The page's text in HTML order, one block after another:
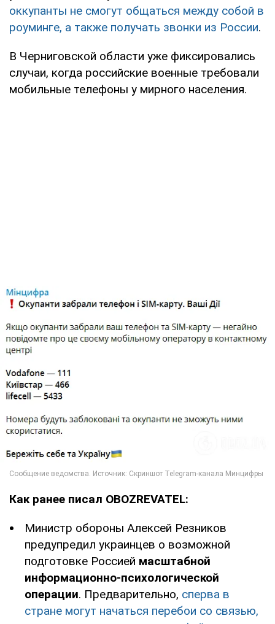
оккупанты не смогут общаться между собой в
роуминге, а также получать звонки из России.
В Черниговской области уже фиксировались
случаи, когда российские военные требовали
мобильные телефоны у мирного населения.
Как ранее писал OBOZREVATEL:
Министр обороны Алексей Резников
предупредил украинцев о возможной
подготовке Россией масштабной
информационно-психологической
операции. Предварительно, сперва в
стране могут начаться перебои со связью,